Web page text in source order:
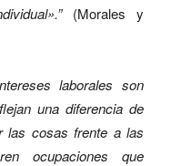
(Morales y
laborales son
una diferencia de
las cosas frente a las
ocupaciones que